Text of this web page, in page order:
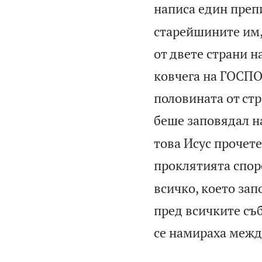
написа един
старейшините
от двете страни
ковчега на
половината от
беше заповядал
това Исус
проклятията
всичко, което
пред всичките
се намираха